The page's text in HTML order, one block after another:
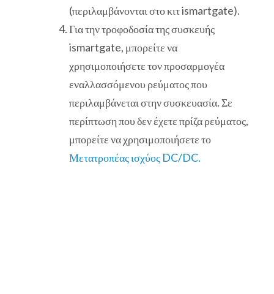
(περιλαμβάνονται στο κιτ ismartgate).
Για την τροφοδοσία της συσκευής
ismartgate, μπορείτε να
χρησιμοποιήσετε τον προσαρμογέα
εναλλασσόμενου ρεύματος που
περιλαμβάνεται στην συσκευασία. Σε
περίπτωση που δεν έχετε πρίζα ρεύματος,
μπορείτε να χρησιμοποιήσετε το
Μετατροπέας ισχύος DC/DC.